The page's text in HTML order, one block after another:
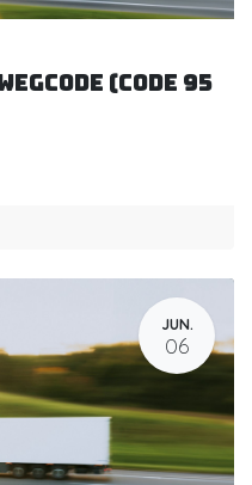
(Code 95
JUN.
06